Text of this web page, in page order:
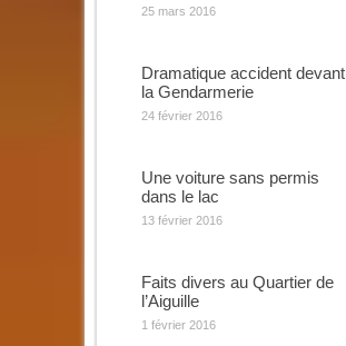
25 mars 2016
Dramatique accident devant
la Gendarmerie
24 février 2016
Une voiture sans permis
dans le lac
13 février 2016
Faits divers au Quartier de
l’Aiguille
1 février 2016